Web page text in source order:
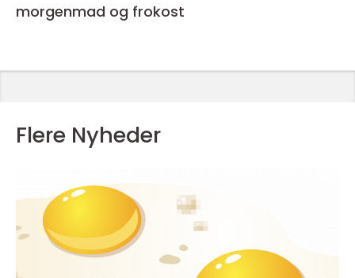
morgenmad og frokost
Flere Nyheder